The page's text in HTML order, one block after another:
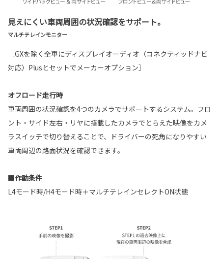
見えにくい車両周囲の状況確認をサポート。
マルチテレインモニター
［GXを除く全車にディスプレイオーディオ（コネクティッドナビ
対応）Plusとセットでメーカーオプション］
オフロード走行時
車両周囲の状況確認を4つのカメラでサポートするシステム。フロ
ント・サイド左右・リヤに搭載したカメラでとらえた映像をカメ
ラスイッチで切り替えることで、ドライバーの死角になりやすい
車両周辺の路面状況を確認できます。
■作動条件
L4モード時/H4モード時＋マルチテレインセレクトON状態